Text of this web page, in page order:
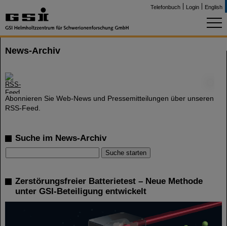
Telefonbuch Login English
News-Archiv
Abonnieren Sie Web-News und Pressemitteilungen über unseren
RSS-Feed.
Suche im News-Archiv
Zerstörungsfreier Batterietest – Neue Methode
unter GSI-Beteiligung entwickelt